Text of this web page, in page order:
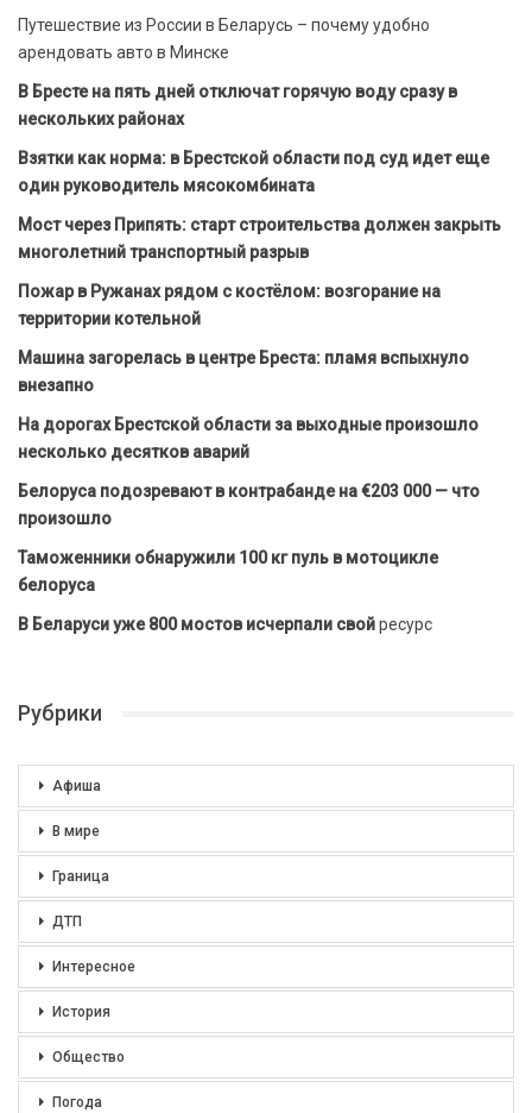
Путешествие из России в Беларусь – почему удобно
арендовать авто в Минске
В Бресте на пять дней отключат горячую воду сразу в
нескольких районах
Взятки как норма: в Брестской области под суд идет еще
один руководитель мясокомбината
Мост через Припять: старт строительства должен закрыть
многолетний транспортный разрыв
Пожар в Ружанах рядом с костёлом: возгорание на
территории котельной
Машина загорелась в центре Бреста: пламя вспыхнуло
внезапно
На дорогах Брестской области за выходные произошло
несколько десятков аварий
Белоруса подозревают в контрабанде на €203 000 — что
произошло
Таможенники обнаружили 100 кг пуль в мотоцикле
белоруса
В Беларуси уже 800 мостов исчерпали свойресурс
Рубрики
Афиша
В мире
Граница
ДТП
Интересное
История
Общество
Погода